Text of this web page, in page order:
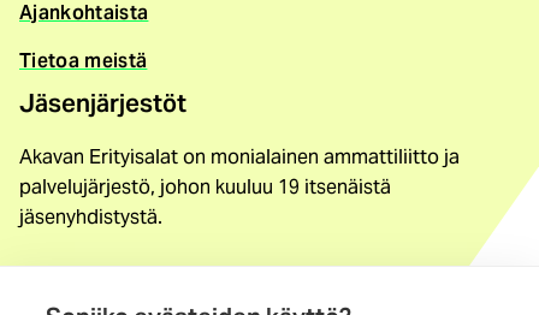
Ajankohtaista
Tietoa meistä
Jäsenjärjestöt
Akavan Erityisalat on monialainen ammattiliitto ja
palvelujärjestö, johon kuuluu 19 itsenäistä
jäsenyhdistystä.